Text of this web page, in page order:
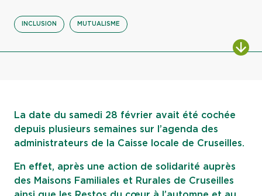
INCLUSION MUTUALISME
La date du samedi 28 février avait été cochée
depuis plusieurs semaines sur l’agenda des
administrateurs de la Caisse locale de Cruseilles.
En effet, après une action de solidarité auprès
des Maisons Familiales et Rurales de Cruseilles